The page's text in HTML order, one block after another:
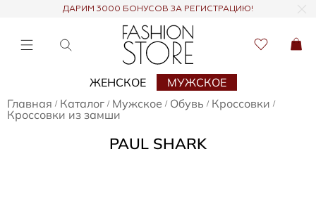
ДАРИМ 3000 БОНУСОВ ЗА РЕГИСТРАЦИЮ!
ЖЕНСКОЕ
МУЖСКОЕ
Главная / Каталог / Мужское / Обувь / Кроссовки /
Кроссовки из замши
PAUL SHARK